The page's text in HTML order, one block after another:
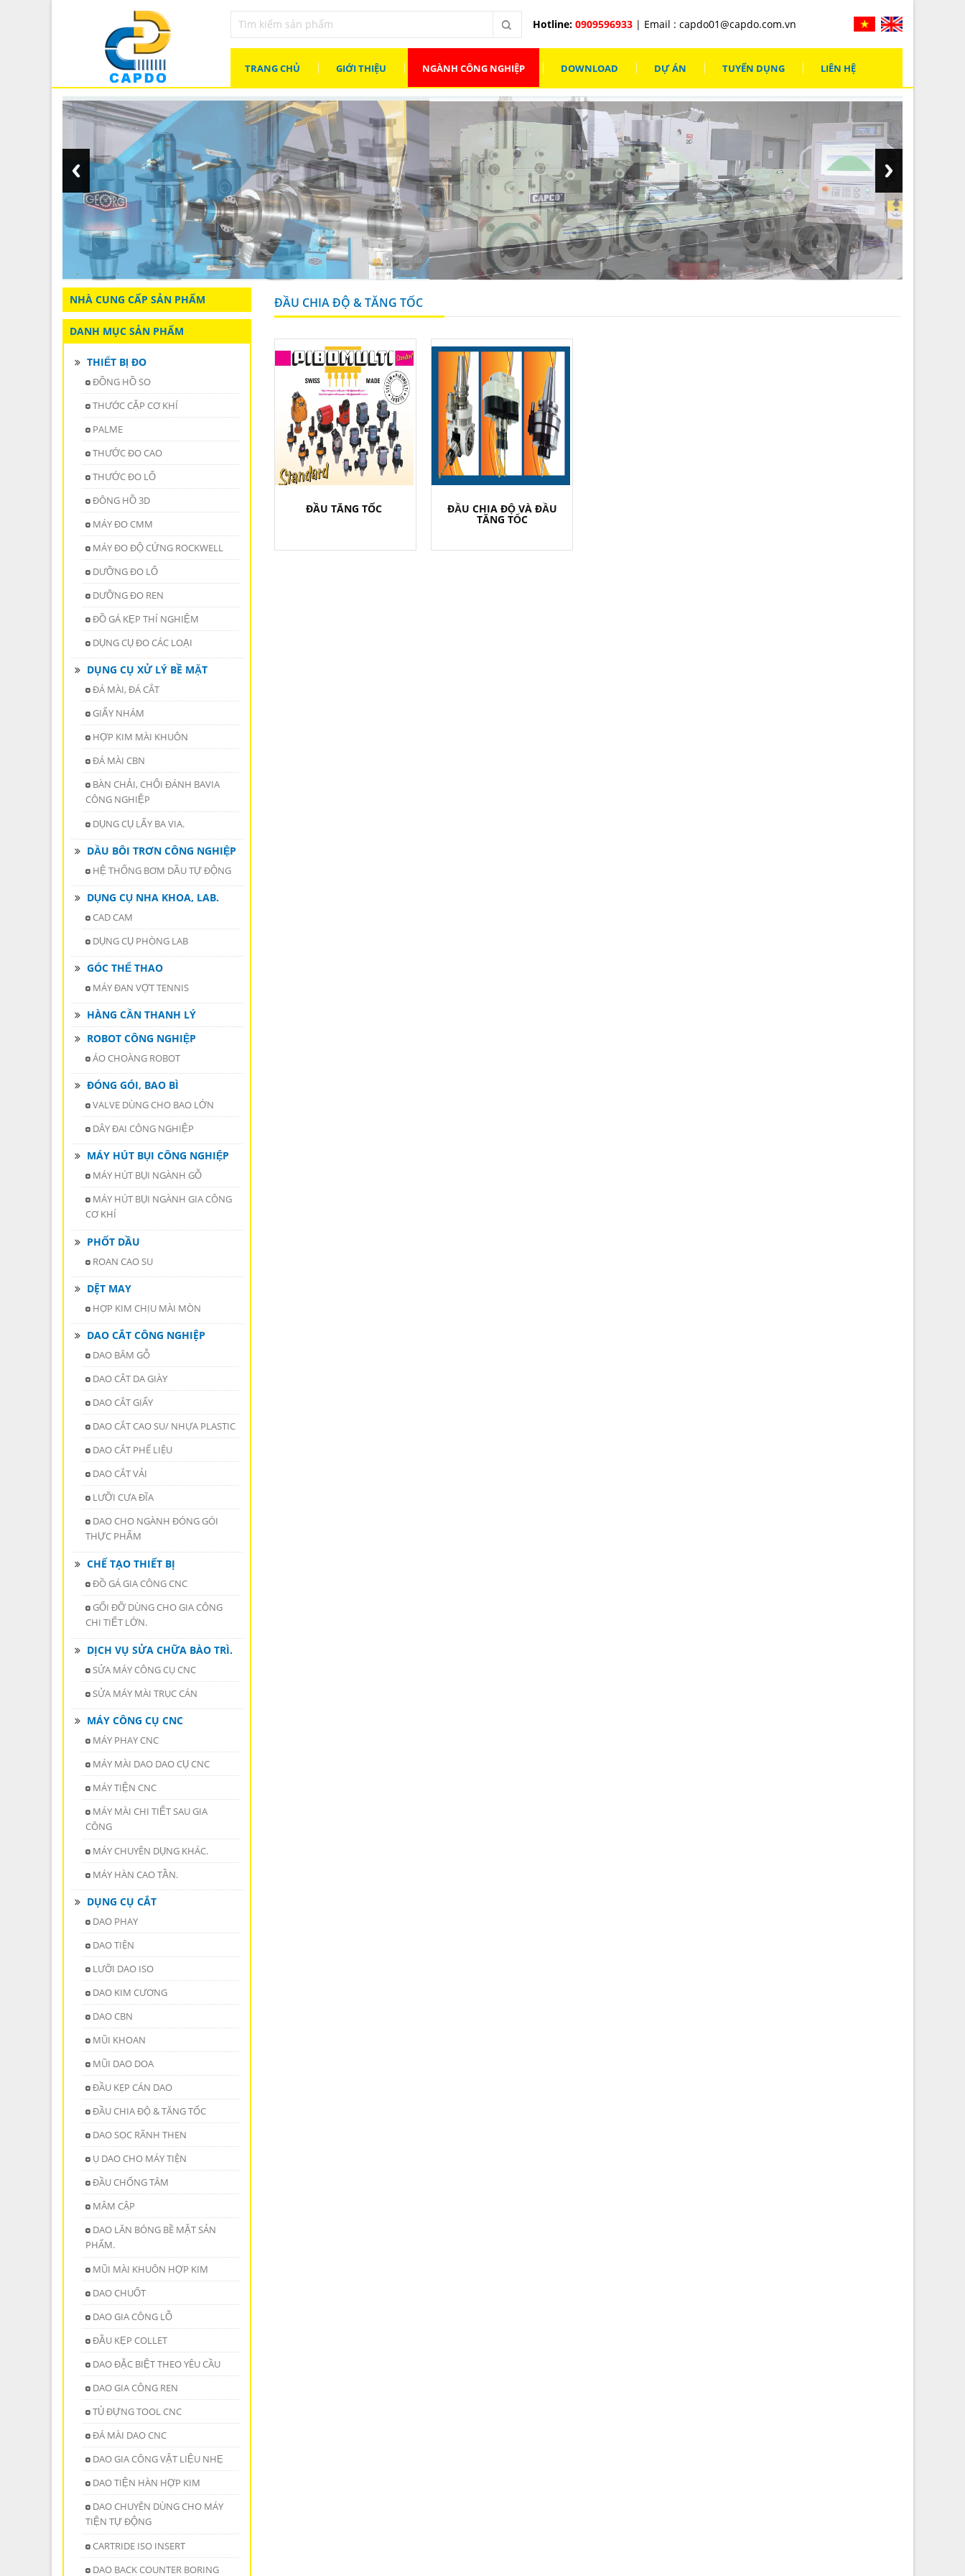
Hotline:0909596933 | Email :capdo01@capdo.com.vn
TRANG CHỦ GIỚI THIỆU NGÀNH CÔNG NGHIỆP DOWNLOAD DỰ ÁN TUYỂN DỤNG LIÊN HỆ
NHÀ CUNG CẤP SẢN PHẨM
DANH MỤC SẢN PHẨM
THIẾT BỊ ĐO
ĐỒNG HỒ SO
THƯỚC CẶP CƠ KHÍ
PALME
THƯỚC ĐO CAO
THƯỚC ĐO LỔ
ĐÔNG HỒ 3D
MÁY ĐO CMM
MÁY ĐO ĐỘ CỨNG ROCKWELL
DƯỠNG ĐO LỔ
DƯỠNG ĐO REN
ĐỒ GÁ KẸP THÍ NGHIỆM
DỤNG CỤ ĐO CÁC LOẠI
DỤNG CỤ XỬ LÝ BỀ MẶT
ĐÁ MÀI, ĐÁ CẮT
GIẤY NHÁM
HỢP KIM MÀI KHUÔN
ĐÁ MÀI CBN
BÀN CHẢI, CHỔI ĐÁNH BAVIA
CÔNG NGHIỆP
DỤNG CỤ LẤY BA VIA.
DẦU BÔI TRƠN CÔNG NGHIỆP
HỆ THỐNG BƠM DẦU TỰ ĐỘNG
DỤNG CỤ NHA KHOA, LAB.
CAD CAM
DỤNG CỤ PHÒNG LAB
GÓC THỂ THAO
MÁY ĐAN VỢT TENNIS
HÀNG CẦN THANH LÝ
ROBOT CÔNG NGHIỆP
ÁO CHOÀNG ROBOT
ĐÓNG GÓI, BAO BÌ
VALVE DÙNG CHO BAO LỚN
DÂY ĐAI CÔNG NGHIỆP
MÁY HÚT BỤI CÔNG NGHIỆP
MÁY HÚT BỤI NGÀNH GỖ
MÁY HÚT BỤI NGÀNH GIA CÔNG
CƠ KHÍ
PHỐT DẦU
ROAN CAO SU
DỆT MAY
HỢP KIM CHỊU MÀI MÒN
DAO CẮT CÔNG NGHIỆP
DAO BĂM GỖ
DAO CẮT DA GIÀY
DAO CẮT GIẤY
DAO CẮT CAO SU/ NHỰA PLASTIC
DAO CẮT PHẾ LIỆU
DAO CẮT VẢI
LƯỠI CƯA ĐĨA
DAO CHO NGÀNH ĐÓNG GÓI
THỰC PHẨM
CHẾ TẠO THIẾT BỊ
ĐỒ GÁ GIA CÔNG CNC
GỐI ĐỠ DÙNG CHO GIA CÔNG
CHI TIẾT LỚN.
DỊCH VỤ SỬA CHỮA BÀO TRÌ.
SỬA MÁY CÔNG CỤ CNC
SỬA MÁY MÀI TRỤC CÁN
MÁY CÔNG CỤ CNC
MÁY PHAY CNC
MÁY MÀI DAO DAO CỤ CNC
MÁY TIỆN CNC
MÁY MÀI CHI TIẾT SAU GIA
CÔNG
MÁY CHUYÊN DỤNG KHÁC.
MÁY HÀN CAO TẦN.
DỤNG CỤ CẮT
DAO PHAY
DAO TIỆN
LƯỠI DAO ISO
DAO KIM CƯƠNG
DAO CBN
MŨI KHOAN
MŨI DAO DOA
ĐẦU KẸP CÁN DAO
ĐẦU CHIA ĐỘ & TĂNG TỐC
DAO SỌC RÃNH THEN
Ụ DAO CHO MÁY TIỆN
ĐẦU CHỐNG TÂM
MÂM CẬP
DAO LĂN BÓNG BỀ MẶT SẢN
PHẨM.
MŨI MÀI KHUÔN HỢP KIM
DAO CHUỐT
DAO GIA CÔNG LỖ
ĐẦU KẸP COLLET
DAO ĐẶC BIỆT THEO YÊU CẦU
DAO GIA CÔNG REN
TỦ ĐỰNG TOOL CNC
ĐÁ MÀI DAO CNC
DAO GIA CÔNG VẬT LIỆU NHẸ
DAO TIỆN HÀN HỢP KIM
DAO CHUYÊN DÙNG CHO MÁY
TIỆN TỰ ĐỘNG
CARTRIDE ISO INSERT
DAO BACK COUNTER BORING
ĐẦU CHIA ĐỘ & TĂNG TỐC
ĐẦU TĂNG TỐC ĐẦU CHIA ĐỘ VÀ ĐẦU
TĂNG TỐC